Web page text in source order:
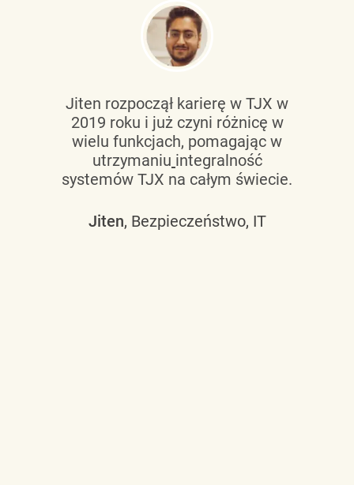
Jiten rozpoczął karierę w TJX w
2019 roku i już czyni różnicę w
wielu funkcjach, pomagając w
utrzymaniu integralność
systemów TJX na całym świecie.
Jiten, Bezpieczeństwo, IT